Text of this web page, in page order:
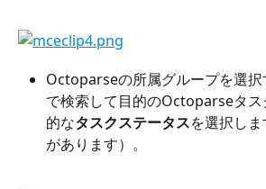
Octoparseの所属グループを選
で検索して目的のOctoparseタ
的なタスクステータスを選択し
があります）。